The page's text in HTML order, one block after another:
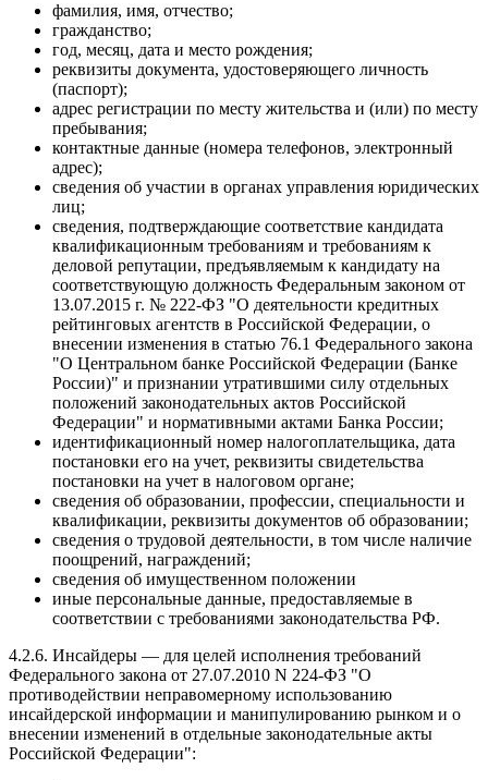
фамилия, имя, отчество;
гражданство;
год, месяц, дата и место рождения;
реквизиты документа, удостоверяющего личность
(паспорт);
адрес регистрации по месту жительства и (или) по месту
пребывания;
контактные данные (номера телефонов, электронный
адрес);
сведения об участии в органах управления юридических
лиц;
сведения, подтверждающие соответствие кандидата
квалификационным требованиям и требованиям к
деловой репутации, предъявляемым к кандидату на
соответствующую должность Федеральным законом от
13.07.2015 г. № 222-ФЗ "О деятельности кредитных
рейтинговых агентств в Российской Федерации, о
внесении изменения в статью 76.1 Федерального закона
"О Центральном банке Российской Федерации (Банке
России)" и признании утратившими силу отдельных
положений законодательных актов Российской
Федерации" и нормативными актами Банка России;
идентификационный номер налогоплательщика, дата
постановки его на учет, реквизиты свидетельства
постановки на учет в налоговом органе;
сведения об образовании, профессии, специальности и
квалификации, реквизиты документов об образовании;
сведения о трудовой деятельности, в том числе наличие
поощрений, награждений;
сведения об имущественном положении
иные персональные данные, предоставляемые в
соответствии с требованиями законодательства РФ.
4.2.6. Инсайдеры — для целей исполнения требований
Федерального закона от 27.07.2010 N 224-ФЗ "О
противодействии неправомерному использованию
инсайдерской информации и манипулированию рынком и о
внесении изменений в отдельные законодательные акты
Российской Федерации":